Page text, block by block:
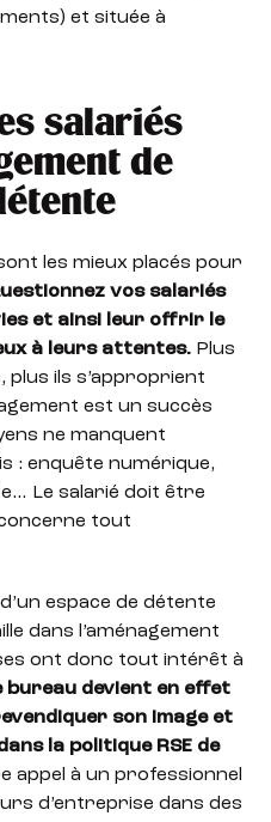
et située à
salariés
de
les mieux placés pour
vos salariés
et ainsi leur offrir le
à leurs attentes. Plus
plus ils s’approprient
est un succès
ne manquent
: enquête numérique,
Le salarié doit être
tout
espace de détente
dans l’aménagement
ont donc tout intérêt à
bureau devient en effet
son image et
la politique RSE de
appel à un professionnel
d’entreprise dans des